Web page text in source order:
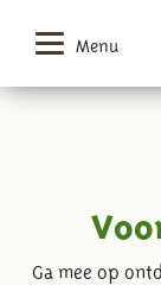
Menu
Ga mee op